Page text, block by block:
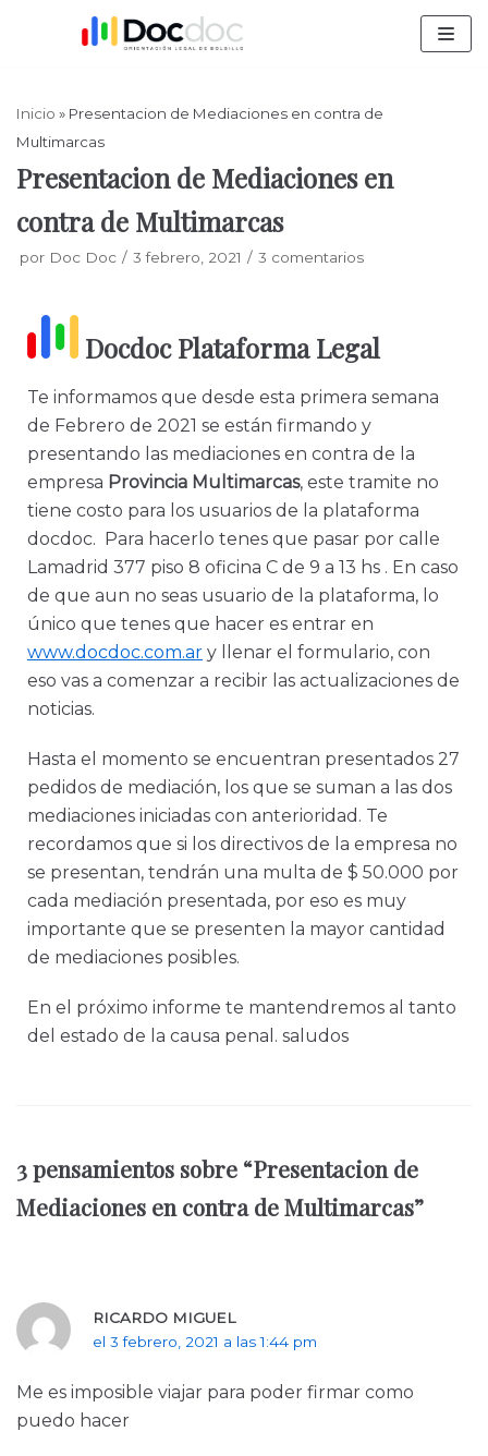
Inicio » Presentacion de Mediaciones en contra de
Multimarcas
Presentacion de Mediaciones en
contra de Multimarcas
por Doc Doc 3 febrero, 2021 3 comentarios
Docdoc Plataforma Legal
Te informamos que desde esta primera semana
de Febrero de 2021 se están firmando y
presentando las mediaciones en contra de la
empresa Provincia Multimarcas, este tramite no
tiene costo para los usuarios de la plataforma
docdoc. Para hacerlo tenes que pasar por calle
Lamadrid 377 piso 8 oficina C de 9 a 13 hs . En caso
de que aun no seas usuario de la plataforma, lo
único que tenes que hacer es entrar en
www.docdoc.com.ar y llenar el formulario, con
eso vas a comenzar a recibir las actualizaciones de
noticias.
Hasta el momento se encuentran presentados 27
pedidos de mediación, los que se suman a las dos
mediaciones iniciadas con anterioridad. Te
recordamos que si los directivos de la empresa no
se presentan, tendrán una multa de $ 50.000 por
cada mediación presentada, por eso es muy
importante que se presenten la mayor cantidad
de mediaciones posibles.
En el próximo informe te mantendremos al tanto
del estado de la causa penal. saludos
3 pensamientos sobre “Presentacion de
Mediaciones en contra de Multimarcas”
RICARDO MIGUEL
el 3 febrero, 2021 a las 1:44 pm
Me es imposible viajar para poder firmar como
puedo hacer